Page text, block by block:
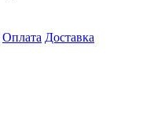
Оплата Доставка